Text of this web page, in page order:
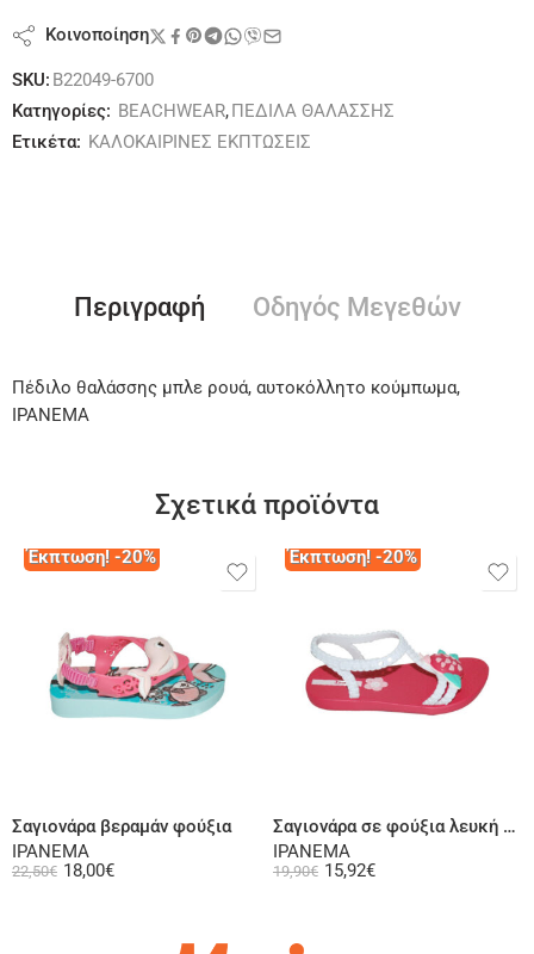
Κοινοποίηση
SKU: B22049-6700
Κατηγορίες: BEACHWEAR,ΠΕΔΙΛΑ ΘΑΛΑΣΣΗΣ
Ετικέτα: ΚΑΛΟΚΑΙΡΙΝΕΣ ΕΚΠΤΩΣΕΙΣ
Περιγραφή Οδηγός Μεγεθών
Πέδιλο θαλάσσης μπλε ρουά, αυτοκόλλητο κούμπωμα,
IPANEMA
Σχετικά προϊόντα
Έκπτωση! -20%
Σαγιονάρα βεραμάν φούξια
IPANEMA
22,50€ 18,00€
Έκπτωση! -20%
Σαγιονάρα σε φούξια λευκή ή κίτρινη λιλά
IPANEMA
19,90€ 15,92€